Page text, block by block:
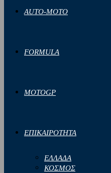
AUTO-MOTO
FORMULA
MOTOGP
ΕΠΙΚΑΙΡΟΤΗΤΑ
ΕΛΛΑΔΑ
ΚΟΣΜΟΣ